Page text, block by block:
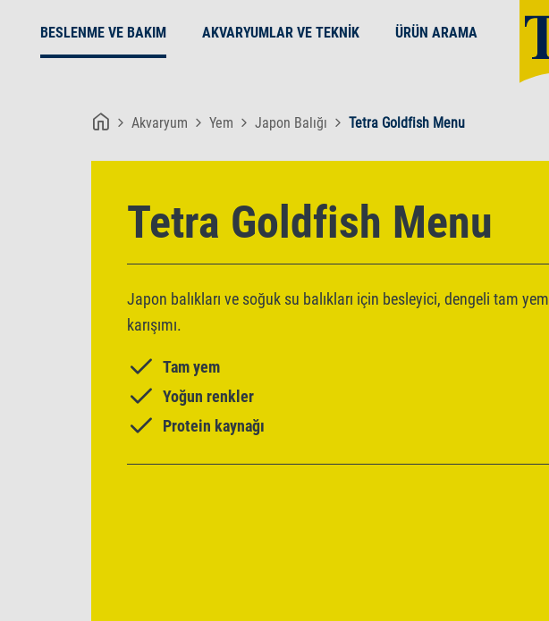
BESLENME VE BAKIM AKVARYUMLAR VE TEKNIK ÜRÜN ARAMA
Akvaryum Yem Japon Balığı Tetra Goldfish Menu
Tetra Goldfish Menu
Japon balıkları ve soğuk su balıkları için besleyici, dengeli tam yem
karışımı.
Tam yem
Yoğun renkler
Protein kaynağı